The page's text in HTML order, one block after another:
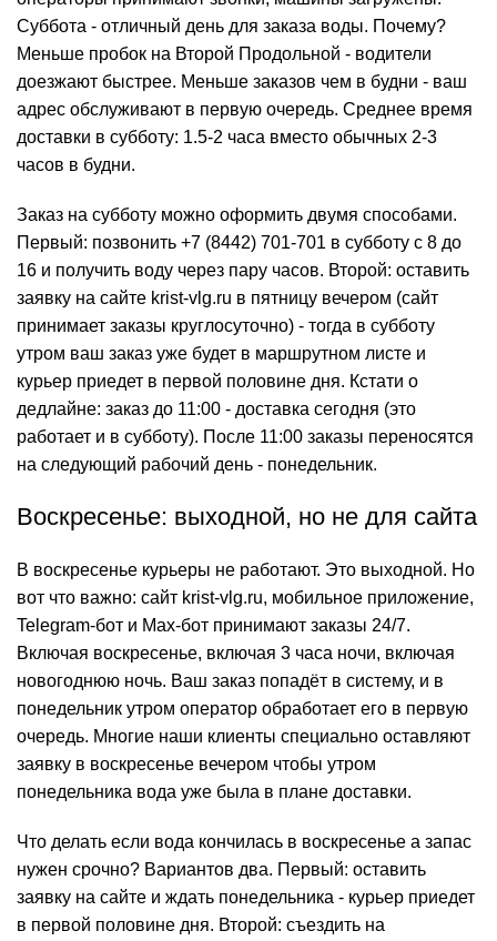
Суббота - отличный день для заказа воды. Почему?
Меньше пробок на Второй Продольной - водители
доезжают быстрее. Меньше заказов чем в будни - ваш
адрес обслуживают в первую очередь. Среднее время
доставки в субботу: 1.5-2 часа вместо обычных 2-3
часов в будни.
Заказ на субботу можно оформить двумя способами.
Первый: позвонить +7 (8442) 701-701 в субботу с 8 до
16 и получить воду через пару часов. Второй: оставить
заявку на сайте krist-vlg.ru в пятницу вечером (сайт
принимает заказы круглосуточно) - тогда в субботу
утром ваш заказ уже будет в маршрутном листе и
курьер приедет в первой половине дня. Кстати о
дедлайне: заказ до 11:00 - доставка сегодня (это
работает и в субботу). После 11:00 заказы переносятся
на следующий рабочий день - понедельник.
Воскресенье: выходной, но не для сайта
В воскресенье курьеры не работают. Это выходной. Но
вот что важно: сайт krist-vlg.ru, мобильное приложение,
Telegram-бот и Max-бот принимают заказы 24/7.
Включая воскресенье, включая 3 часа ночи, включая
новогоднюю ночь. Ваш заказ попадёт в систему, и в
понедельник утром оператор обработает его в первую
очередь. Многие наши клиенты специально оставляют
заявку в воскресенье вечером чтобы утром
понедельника вода уже была в плане доставки.
Что делать если вода кончилась в воскресенье а запас
нужен срочно? Вариантов два. Первый: оставить
заявку на сайте и ждать понедельника - курьер приедет
в первой половине дня. Второй: съездить на